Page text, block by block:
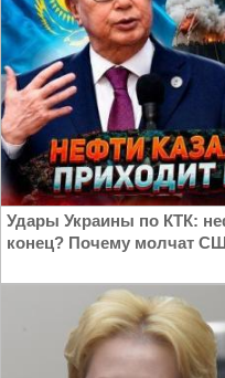
Удары Украины по КТК:
конец? Почему молчат